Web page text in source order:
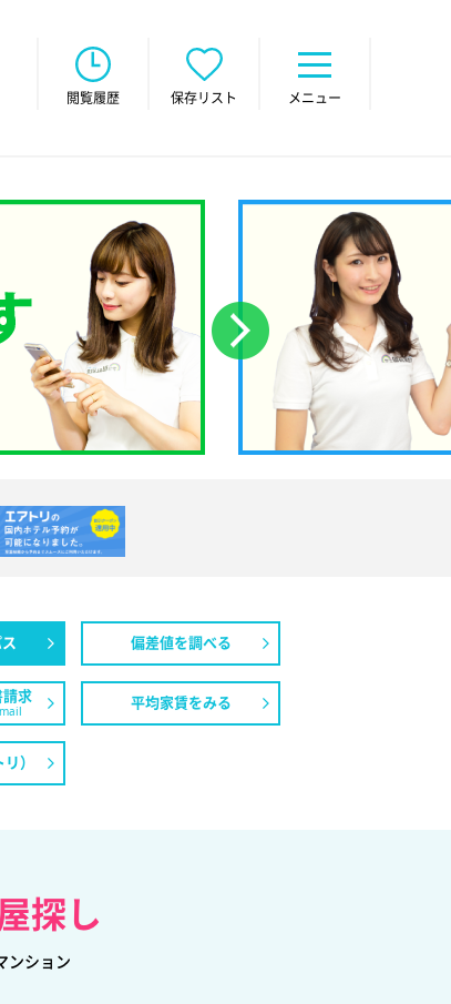
閲覧履歴 保存リスト メニュー
偏差値を調べる
求 平均家賃をみる
）
探し
ンション